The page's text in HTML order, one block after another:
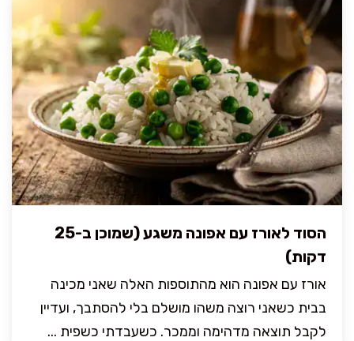
הסוד לאורז עם אפונה משגע (שמוכן ב-25
דקות)
אורז עם אפונה הוא מהתוספות האלה שאני מכינה
בבית כשאני רוצה משהו מושלם בלי להסתבך, ועדיין
לקבל תוצאה מדהימה וממכר. כשעבדתי כשפית ...